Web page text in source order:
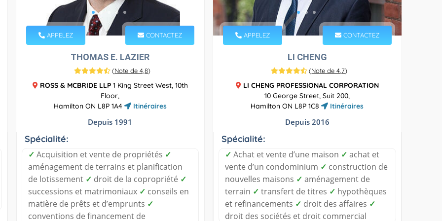
APPELEZ CONTACTEZ
THOMAS E. LAZIER
(Note de 4,8)
ROSS & MCBRIDE LLP1 King Street West, 10th
Floor,
Hamilton ON L8P 1A4
Itinéraires
Depuis 1991
Spécialité:
✓ Acquisition et vente de propriétés ✓
aménagement de terrains et planification
de lotissement ✓ droit de la copropriété ✓
successions et matrimoniaux ✓ conseils en
matière de prêts et d’emprunts ✓
conventions de financement de
APPELEZ CONTACTEZ
LI CHENG
(Note de 4,7)
LI CHENG PROFESSIONAL CORPORATION
10 George Street, Suit 200,
Hamilton ON L8P 1C8
Itinéraires
Depuis 2016
Spécialité:
✓ Achat et vente d’une maison ✓ achat et
vente d’un condominium ✓ construction de
nouvelles maisons ✓ aménagement de
terrain ✓ transfert de titres ✓ hypothèques
et refinancements ✓ droit des affaires ✓
droit des sociétés et droit commercial